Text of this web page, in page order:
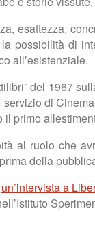
esattezza,
possibilità di
all’esistenziale.
del 1967
di
il primo
al ruolo che
della
un’intervista a